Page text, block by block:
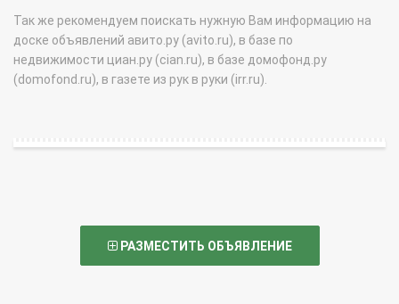
Так же рекомендуем поискать нужную Вам информацию на
доске объявлений авито.ру (avito.ru), в базе по
недвижимости циан.ру (cian.ru), в базе домофонд.ру
(domofond.ru), в газете из рук в руки (irr.ru).
РАЗМЕСТИТЬ ОБЪЯВЛЕНИЕ